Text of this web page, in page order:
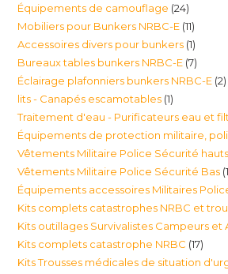
Équipements de camouflage 2424
produits
Mobiliers pour Bunkers NRBC-E 1111
Accessoires divers pour bunkers 11
produit
Bureaux tables bunkers NRBC-E 77
Éclairage plafonniers bunkers NRBC-E 22
lits - Canapés escamotables 11
produit
Traitement d'eau - Purificateurs eau et
Équipements de protection militaire,
Vêtements Militaire Police Sécurité hauts
Vêtements Militaire Police Sécurité Bas
Équipements accessoires Militaires
Kits complets catastrophes NRBC et
Kits outillages Survivalistes Campeurs et
Kits complets catastrophe NRBC 1717
Kits Trousses médicales de situation